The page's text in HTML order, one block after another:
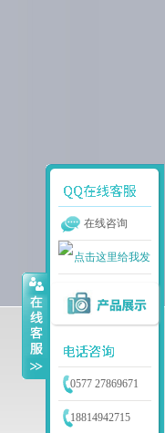
在线咨询
0577 27869671
18814942715